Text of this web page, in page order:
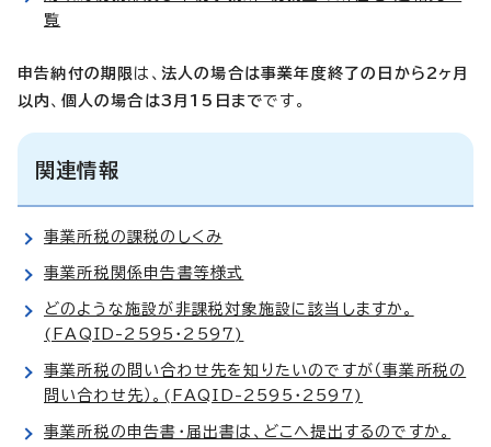
覧
申告納付の期限は、 法人の場合は事業年度終了の日から2ヶ月
以内 、 個人の場合は3月15日までです。
関連情報
事業所税の課税のしくみ
事業所税関係申告書等様式
どのような施設が非課税対象施設に該当しますか。
(FAQID-2595・2597)
事業所税の問い合わせ先を知りたいのですが（事業所税の
問い合わせ先）。(FAQID-2595・2597)
事業所税の申告書・届出書は、どこへ提出するのですか。